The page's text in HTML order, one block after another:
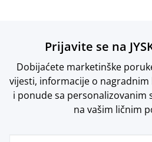
Prijavite se na
Dobijaćete marketinške
vijesti, informacije o
i ponude sa personalizovanim
na vašim ličnim